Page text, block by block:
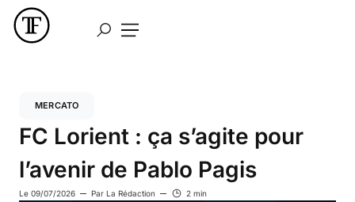
MERCATO
FC Lorient : ça s’agite pour
l’avenir de Pablo Pagis
Le 09/07/2026 Par La Rédaction 2 min